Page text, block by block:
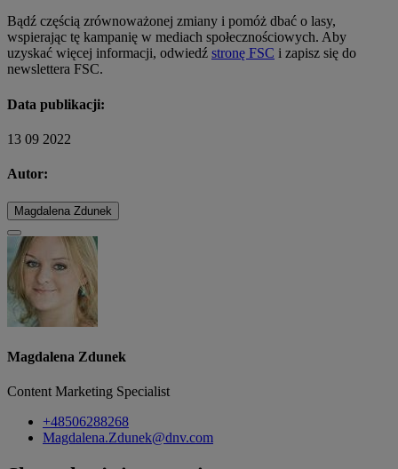
Bądź częścią zrównoważonej zmiany i pomóż dbać o lasy,
wspierając tę kampanię w mediach społecznościowych. Aby
uzyskać więcej informacji, odwiedź stronę FSC i zapisz się do
newslettera FSC.
Data publikacji:
13 09 2022
Autor:
Magdalena Zdunek
Magdalena Zdunek
Content Marketing Specialist
+48506288268
Magdalena.Zdunek@dnv.com